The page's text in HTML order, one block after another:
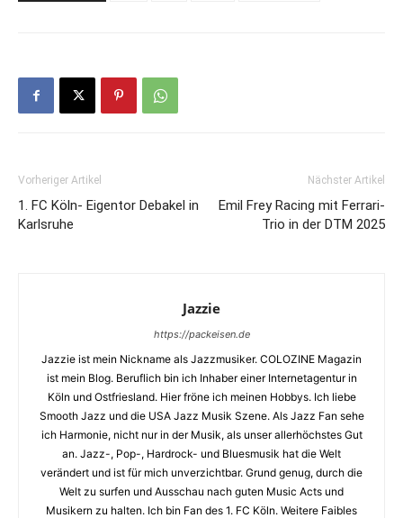
Vorheriger Artikel
1. FC Köln- Eigentor Debakel in
Karlsruhe
Nächster Artikel
Emil Frey Racing mit Ferrari-
Trio in der DTM 2025
Jazzie
https://packeisen.de
Jazzie ist mein Nickname als Jazzmusiker. COLOZINE Magazin
ist mein Blog. Beruflich bin ich Inhaber einer Internetagentur in
Köln und Ostfriesland. Hier fröne ich meinen Hobbys. Ich liebe
Smooth Jazz und die USA Jazz Musik Szene. Als Jazz Fan sehe
ich Harmonie, nicht nur in der Musik, als unser allerhöchstes Gut
an. Jazz-, Pop-, Hardrock- und Bluesmusik hat die Welt
verändert und ist für mich unverzichtbar. Grund genug, durch die
Welt zu surfen und Ausschau nach guten Music Acts und
Musikern zu halten. Ich bin Fan des 1. FC Köln. Weitere Faibles